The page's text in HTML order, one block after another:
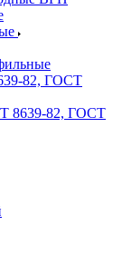
82, ГОСТ
8639-82, ГОСТ